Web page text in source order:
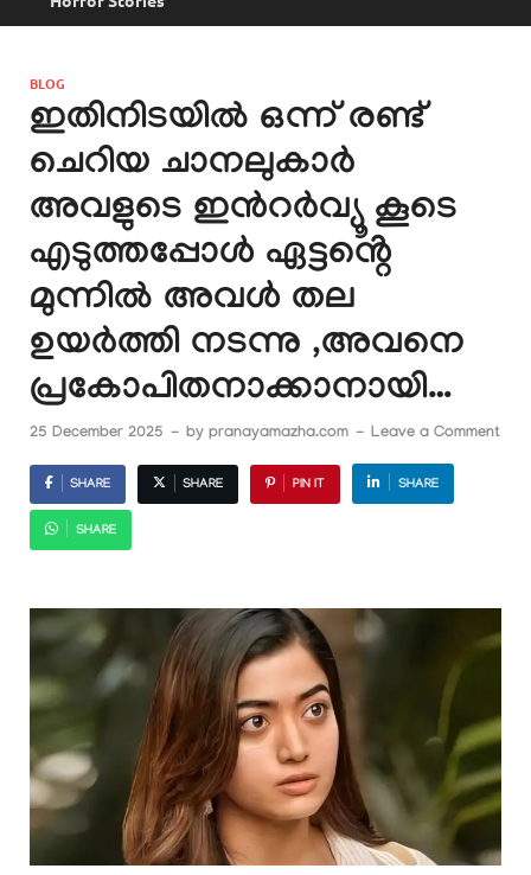
BLOG
ഇതിനിടയിൽ ഒന്ന് രണ്ട്
ചെറിയ ചാനലുകാർ
അവളുടെ ഇൻറർവ്യൂ കൂടെ
എടുത്തപ്പോൾ ഏട്ടൻ്റെ
മുന്നിൽ അവൾ തല
ഉയർത്തി നടന്നു ,അവനെ
പ്രകോപിതനാക്കാനായി…
25 December 2025 - by pranayamazha.com - Leave a Comment
SHARE SHARE PIN IT SHARE
SHARE